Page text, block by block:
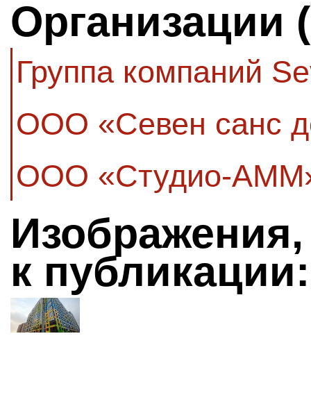
Организации
Группа компаний
ООО «Севен санс
ООО «Студио-
к публикации: